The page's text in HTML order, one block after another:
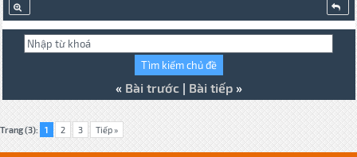
« Bài trước| Bài tiếp»
Trang (3): 1 2 3 Tiếp »